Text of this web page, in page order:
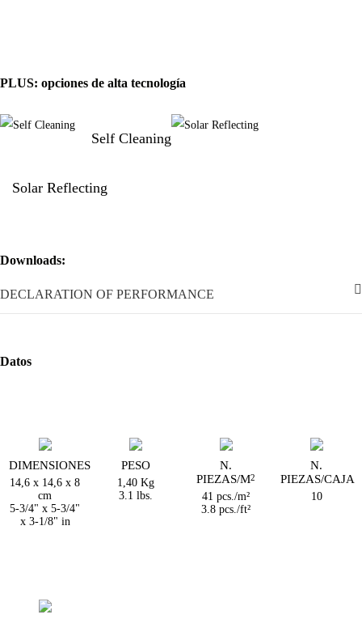
PLUS: opciones de alta tecnología
Self Cleaning
Solar Reflecting
Downloads:
DECLARATION OF PERFORMANCE
Datos
DIMENSIONES
14,6 x 14,6 x 8
cm
5-3/4" x 5-3/4"
x 3-1/8" in
PESO
1,40 Kg
3.1 lbs.
N.
PIEZAS/M2
41 pcs./m²
3.8 pcs./ft²
N.
PIEZAS/CAJA
10